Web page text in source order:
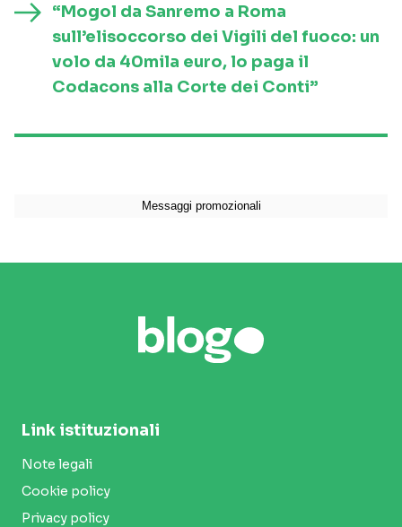
“Mogol da Sanremo a Roma
sull’elisoccorso dei Vigili del fuoco: un
volo da 40mila euro, lo paga il
Codacons alla Corte dei Conti”
Link istituzionali
Note legali
Cookie policy
Privacy policy